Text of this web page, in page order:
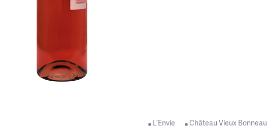
L’Envie Château Vieux Bonneau